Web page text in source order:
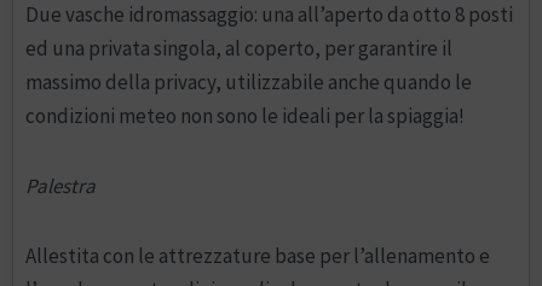
Due vasche idromassaggio: una all’aperto da otto 8 posti
ed una privata singola, al coperto, per garantire il
massimo della privacy, utilizzabile anche quando le
condizioni meteo non sono le ideali per la spiaggia!
Palestra
Allestita con le attrezzature base per l’allenamento e